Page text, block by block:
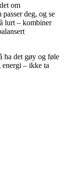
om
deg, og se
lurt – kombiner
ha det gøy og føle
– ikke ta